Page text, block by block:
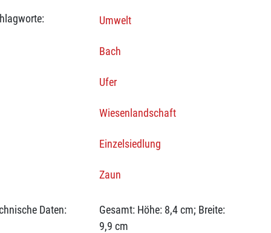
Umwelt
Bach
Ufer
Wiesenlandschaft
Einzelsiedlung
Zaun
Daten:
Gesamt: Höhe: 8,4 cm; Breite:
9,9 cm